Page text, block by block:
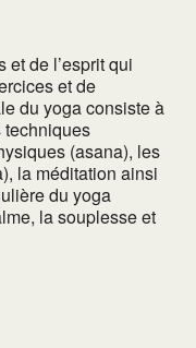
de l’esprit qui
et de
du yoga consiste à
techniques
(asana), les
la méditation ainsi
du yoga
la souplesse et